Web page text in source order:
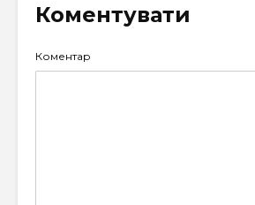
Коментувати
Коментар